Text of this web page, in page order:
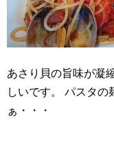
あさり貝の旨味が凝
しいです。
パスタの
ぁ・・・